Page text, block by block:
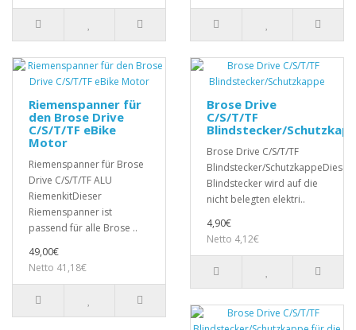
Riemenspanner für
den Brose Drive
C/S/T/TF eBike
Motor
Riemenspanner für Brose
Drive C/S/T/TF ALU
RiemenkitDieser
Riemenspanner ist
passend für alle Brose ..
49,00€
Netto 41,18€
Brose Drive
C/S/T/TF
Blindstecker/
Brose Drive C/S/T/TF
Blindstecker/SchutzkappeDieser
Blindstecker wird auf die
nicht belegten elektri..
4,90€
Netto 4,12€